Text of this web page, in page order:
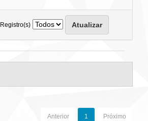
Registro(s)
Anterior 1 Próximo